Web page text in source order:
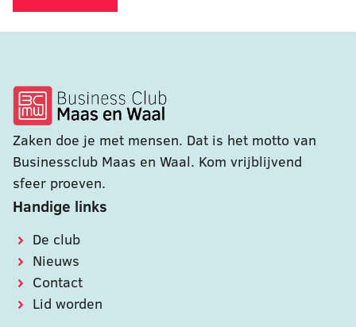
Zaken doe je met mensen. Dat is het motto van
Businessclub Maas en Waal. Kom vrijblijvend
sfeer proeven.
Handige links
De club
Nieuws
Contact
Lid worden